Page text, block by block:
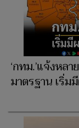
‘กทม.’แจ้งหลา
มาตรฐาน เริ่ม